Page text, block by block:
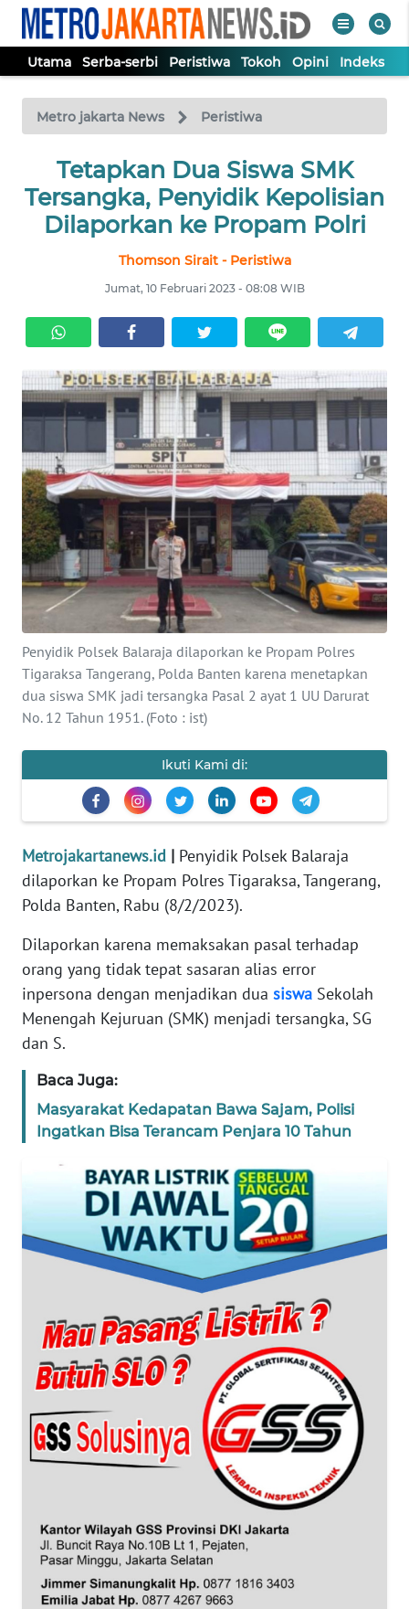
Utama Serba-serbi Peristiwa Tokoh Opini Indeks
Metro jakarta News Peristiwa
Tetapkan Dua Siswa SMK
Tersangka, Penyidik Kepolisian
Dilaporkan ke Propam Polri
Thomson Sirait - Peristiwa
Jumat, 10 Februari 2023 - 08:08 WIB
Penyidik Polsek Balaraja dilaporkan ke Propam Polres
Tigaraksa Tangerang, Polda Banten karena menetapkan
dua siswa SMK jadi tersangka Pasal 2 ayat 1 UU Darurat
No. 12 Tahun 1951. (Foto : ist)
Ikuti Kami di:
Metrojakartanews.id | Penyidik Polsek Balaraja
dilaporkan ke Propam Polres Tigaraksa, Tangerang,
Polda Banten, Rabu (8/2/2023).
Dilaporkan karena memaksakan pasal terhadap
orang yang tidak tepat sasaran alias error
inpersona dengan menjadikan dua siswa Sekolah
Menengah Kejuruan (SMK) menjadi tersangka, SG
dan S.
Baca Juga:
Masyarakat Kedapatan Bawa Sajam, Polisi
Ingatkan Bisa Terancam Penjara 10 Tahun
TV
Tutup
UTAMA
SERBA-
SERBI
TOKOH
OPINI
INDEKS
BERITA
KONTAK
KAMI
INFO
IKLAN
TENTANG
KAMI
PEDOMAN
KARIR
DISCLAIMER
News
Regional
SUMUT
WN
WN
NTT
KEPRI
WN
PAPUA
BARAT